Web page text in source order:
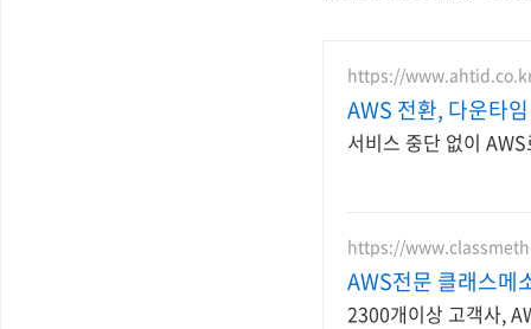
https://
AWS 전환, 다운타
서비스 중단 없이
https://
AWS전문 클래스메
2300개이상 고객사,